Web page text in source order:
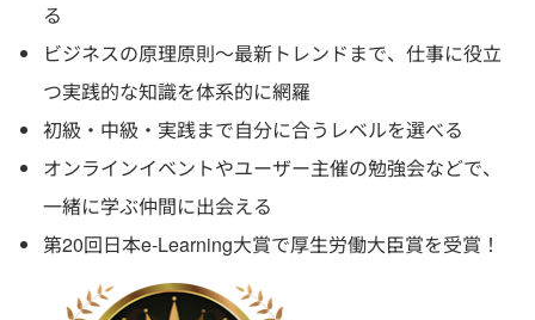
る
ビジネスの原理原則〜最新トレンドまで、仕事に役立
つ実践的な知識を体系的に網羅
初級・中級・実践まで自分に合うレベルを選べる
オンラインイベントやユーザー主催の勉強会などで、
一緒に学ぶ仲間に出会える
第20回日本e-Learning大賞で厚生労働大臣賞を受賞！